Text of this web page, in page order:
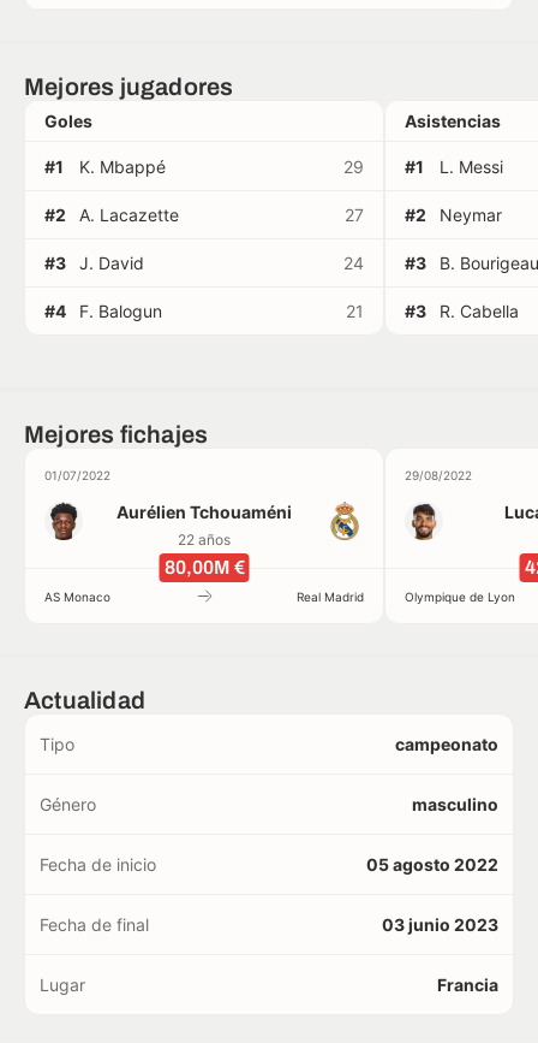
Mejores jugadores
Goles
#1 K. Mbappé 29
#2 A. Lacazette 27
#3 J. David 24
#4 F. Balogun 21
Asistencias
#1 L. Messi
#2 Neymar
#3 B.
#3 R. Cabella
Mejores fichajes
01/07/2022
Aurélien Tchouaméni
22 años
80,00M €
AS Monaco Real Madrid
29/08/2022
Olympique de Lyon
Actualidad
Tipo campeonato
Género masculino
Fecha de inicio 05 agosto 2022
Fecha de final 03 junio 2023
Lugar Francia